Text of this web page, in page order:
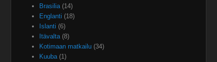
Brasilia(14)
Englanti (18)
Islanti (6)
Itävalta(8)
Kotimaan matkailu(34)
Kuuba(1)